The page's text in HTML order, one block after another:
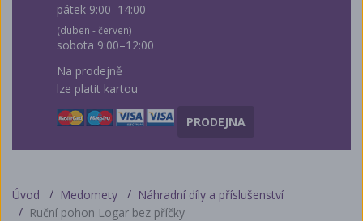
pátek 9:00–14:00
(duben - červen)
sobota 9:00–12:00
Na prodejně
lze platit kartou
PRODEJNA
Úvod Medomety
Náhradní díly a příslušenství
Ruční pohon Logar bez příčky